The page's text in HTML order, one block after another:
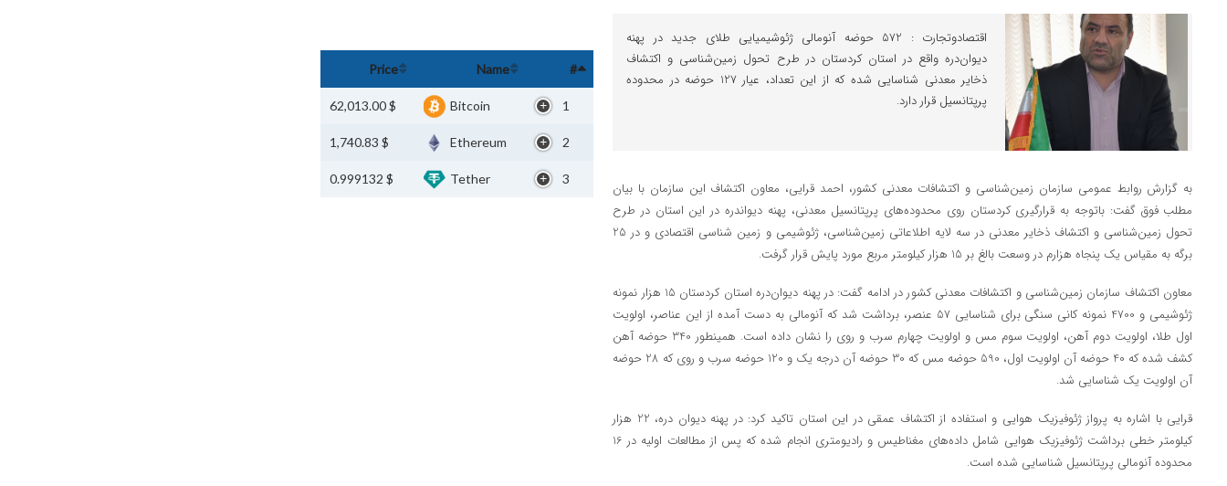
اقتصادوتجارت : 572 حوضه آنومالی ژئوشیمیایی طلای جدید در پهنه
دیوان‌دره واقع در استان کردستان در طرح تحول زمین‌شناسی و اکتشاف
ذخایر معدنی شناسایی شده که از این تعداد، عیار 127 حوضه در محدوده
پرپتانسیل قرار دارد.
به گزارش روابط عمومی سازمان زمین‌شناسی و اکتشافات معدنی کشور، احمد قرایی، معاون اکتشاف این سازمان با بیان
مطلب فوق گفت: باتوجه به قرارگیری کردستان روی محدوده‌های پرپتانسیل معدنی، پهنه دیواندره در این استان در طرح
تحول زمین‌شناسی و اکتشاف ذخایر معدنی در سه لایه اطلاعاتی زمین‌شناسی، ژئوشیمی و زمین شناسی اقتصادی و در 25
برگه به مقیاس یک پنجاه هزارم در وسعت بالغ بر 15 هزار کیلومتر مربع مورد پایش قرار گرفت.
معاون اکتشاف سازمان زمین‌شناسی و اکتشافات معدنی کشور در ادامه گفت: در پهنه دیوان‌دره استان کردستان 15 هزار نمونه
ژئوشیمی و 4700 نمونه کانی سنگی برای شناسایی 57 عنصر، برداشت شد که آنومالی به دست آمده از این عناصر، اولویت
اول طلا، اولویت دوم آهن، اولویت سوم مس و اولویت چهارم سرب و روی را نشان داده است. همینطور 340 حوضه آهن
کشف شده که 40 حوضه آن اولویت اول، 590 حوضه مس که 30 حوضه آن درجه یک و 120 حوضه سرب و روی که 28 حوضه
آن اولویت یک شناسایی شد.
قرایی با اشاره به پرواز ژئوفیزیک هوایی و استفاده از اکتشاف عمقی در این استان تاکید کرد: در پهنه دیوان دره، 22 هزار
کیلومتر خطی برداشت ژئوفیزیک هوایی شامل داده‌های مغناطیس و رادیومتری انجام شده که پس از مطالعات اولیه در 16
محدوده آنومالی پرپتانسیل شناسایی شده است.
#
Name
Price
1
Bitcoin
$ 62,013.00
2
Ethereum
$ 1,740.83
3
Tether
$ 0.999132